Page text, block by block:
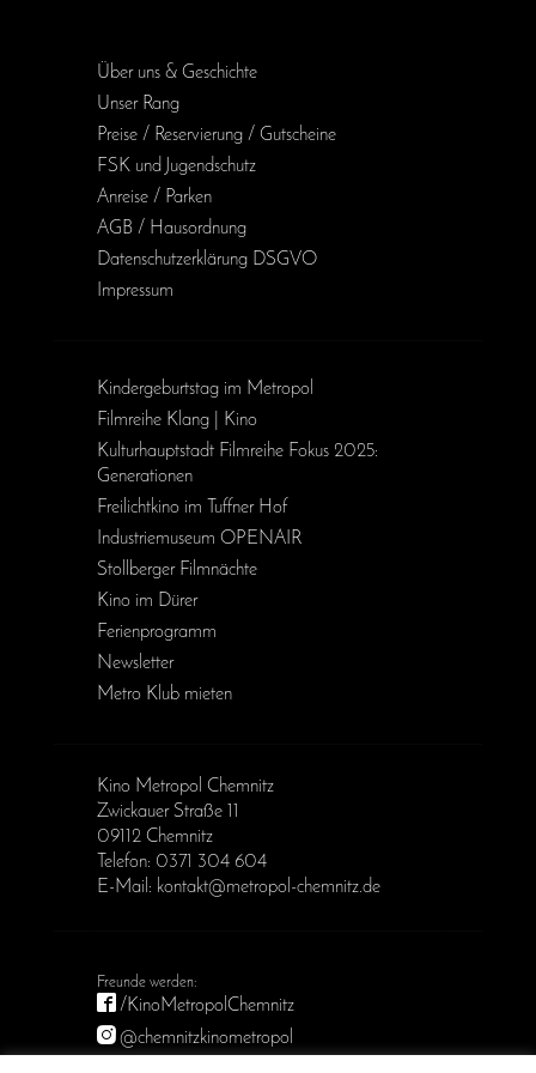
Über uns & Geschichte
Unser Rang
Preise / Reservierung / Gutscheine
FSK und Jugendschutz
Anreise / Parken
AGB / Haus­ordnung
Daten­schutz­erklärung DSGVO
Impressum
Kinder­geburts­tag im Metropol
Filmreihe Klang | Kino
Kulturhauptstadt Filmreihe Fokus 2025:
Generationen
Freilichtkino im Tuffner Hof
Industriemuseum OPENAIR
Stollberger Filmnächte
Kino im Dürer
Ferienprogramm
Newsletter
Metro Klub mieten
Kino Metropol Chemnitz
Zwickauer Straße 11
09112 Chemnitz
Telefon: 0371 304 604
E-Mail: kontakt@metropol-chemnitz.de
/KinoMetropolChemnitz
@chemnitzkinometropol